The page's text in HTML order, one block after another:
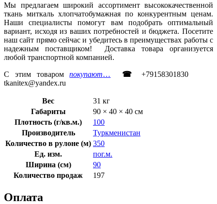
Мы предлагаем широкий ассортимент высококачественной
ткань миткаль хлопчатобумажная по конкурентным ценам.
Наши специалисты помогут вам подобрать оптимальный
вариант, исходя из ваших потребностей и бюджета. Посетите
наш сайт прямо сейчас и убедитесь в преимуществах работы с
надежным поставщиком! Доставка товара организуется
любой транспортной компанией.
С этим товаромпокупают… ☎
+79158301830
tkanitex@yandex.ru
Вес
31 кг
Габариты
90 × 40 × 40 см
Плотность (г/кв.м.)
100
Производитель
Туркменистан
Количество в рулоне (м) 350
Ед. изм.
пог.м.
Ширина (см)
90
Количество продаж
197
Оплата